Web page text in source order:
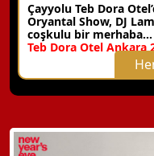
Çayyolu Teb Dora
Oryantal Show, DJ
coşkulu bir merhaba…
Teb Dora Otel Ankara
WhatsApp ile